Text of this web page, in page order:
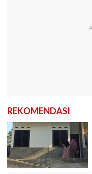
REKOMENDASI